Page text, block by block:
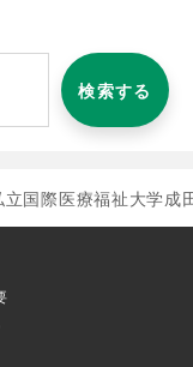
検索する
立国際医療福祉大学成